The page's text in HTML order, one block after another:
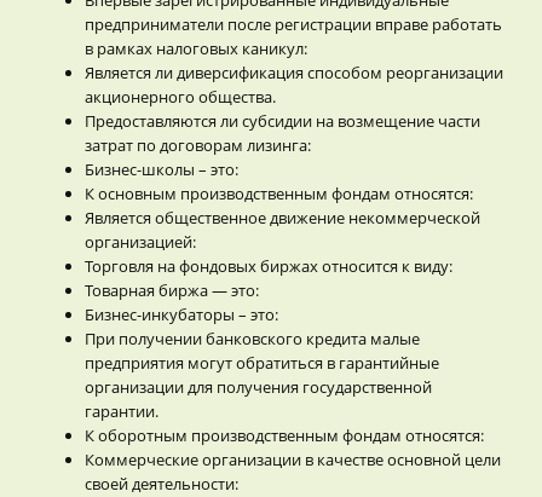
предприниматели после регистрации вправе работать
в рамках налоговых каникул:
Является ли диверсификация способом реорганизации
акционерного общества.
Предоставляются ли субсидии на возмещение части
затрат по договорам лизинга:
Бизнес-школы – это:
К основным производственным фондам относятся:
Является общественное движение некоммерческой
организацией:
Торговля на фондовых биржах относится к виду:
Товарная биржа — это:
Бизнес-инкубаторы – это:
При получении банковского кредита малые
предприятия могут обратиться в гарантийные
организации для получения государственной
гарантии.
К оборотным производственным фондам относятся:
Коммерческие организации в качестве основной цели
своей деятельности: